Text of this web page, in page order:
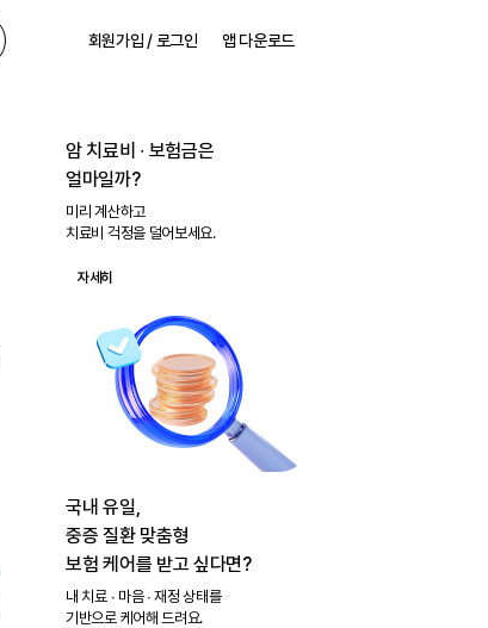
회원가입 / 로그인 앱 다운로드
암 치료비 ∙ 보험금은
얼마일까?
미리 계산하고
치료비 걱정을 덜어보세요.
자세히
국내 유일,
중증 질환 맞춤형
보험 케어를 받고 싶다면?
내 치료 ∙ 마음 ∙ 재정 상태를
기반으로 케어해 드려요.